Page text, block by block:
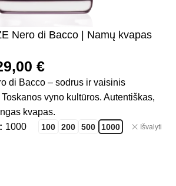
Nero di Bacco | Namų kvapas
€
di Bacco – sodrus ir vaisinis
vyno kultūros. Autentiškas,
kvapas.
1000 100 200 500 1000 Išvalyti